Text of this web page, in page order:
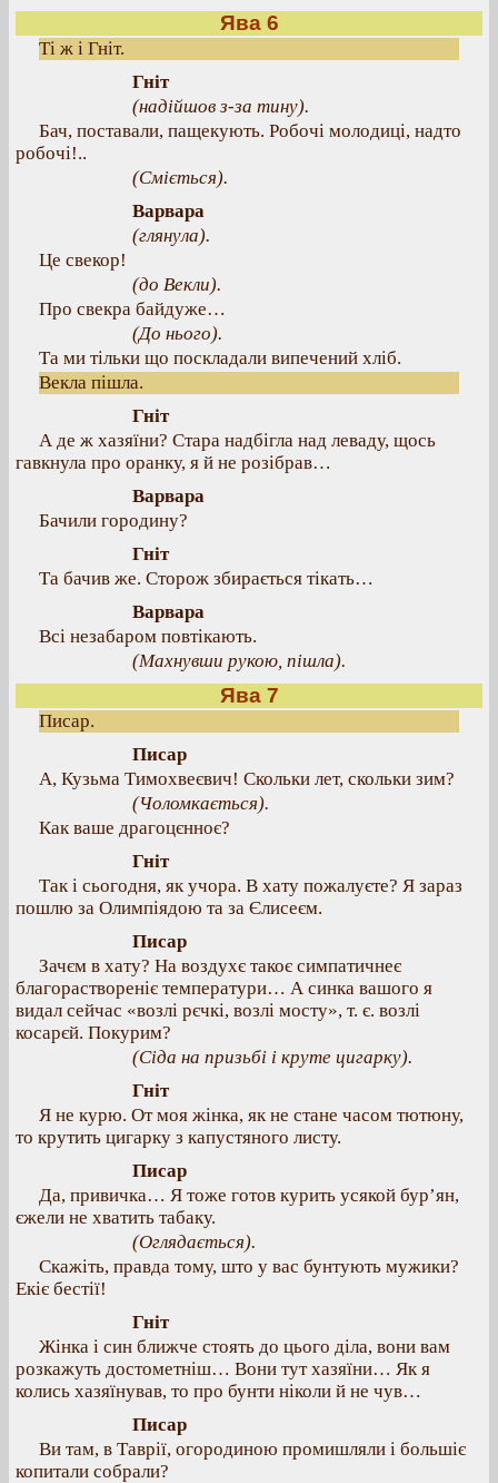
Ява 6
Ті ж і Гніт.
Гніт
(надійшов з-за тину).
Бач, поставали, пащекують. Робочі молодиці, надто
робочі!..
(Сміється).
Варвара
(глянула).
Це свекор!
(до Векли).
Про свекра байдуже…
(До нього).
Та ми тільки що поскладали випечений хліб.
Векла пішла.
Гніт
А де ж хазяїни? Стара надбігла над леваду, щось
гавкнула про оранку, я й не розібрав…
Варвара
Бачили городину?
Гніт
Та бачив же. Сторож збирається тікать…
Варвара
Всі незабаром повтікають.
(Махнувши рукою, пішла).
Ява 7
Писар.
Писар
А, Кузьма Тимохвеєвич! Скольки лет, скольки зим?
(Чоломкається).
Как ваше драгоцєнноє?
Гніт
Так і сьогодня, як учора. В хату пожалуєте? Я зараз
пошлю за Олимпіядою та за Єлисеєм.
Писар
Зачєм в хату? На воздухє такоє симпатичнеє
благораствореніє температури… А синка вашого я
видал сейчас «возлі рєчкі, возлі мосту», т. є. возлі
косарєй. Покурим?
(Сіда на призьбі і круте цигарку).
Гніт
Я не курю. От моя жінка, як не стане часом тютюну,
то крутить цигарку з капустяного листу.
Писар
Да, привичка… Я тоже готов курить усякой бур’ян,
єжели не хватить табаку.
(Оглядається).
Скажіть, правда тому, што у вас бунтують мужики?
Екіє бестії!
Гніт
Жінка і син ближче стоять до цього діла, вони вам
розкажуть достометніш… Вони тут хазяїни… Як я
колись хазяїнував, то про бунти ніколи й не чув…
Писар
Ви там, в Таврії, огородиною промишляли і большіє
копитали собрали?